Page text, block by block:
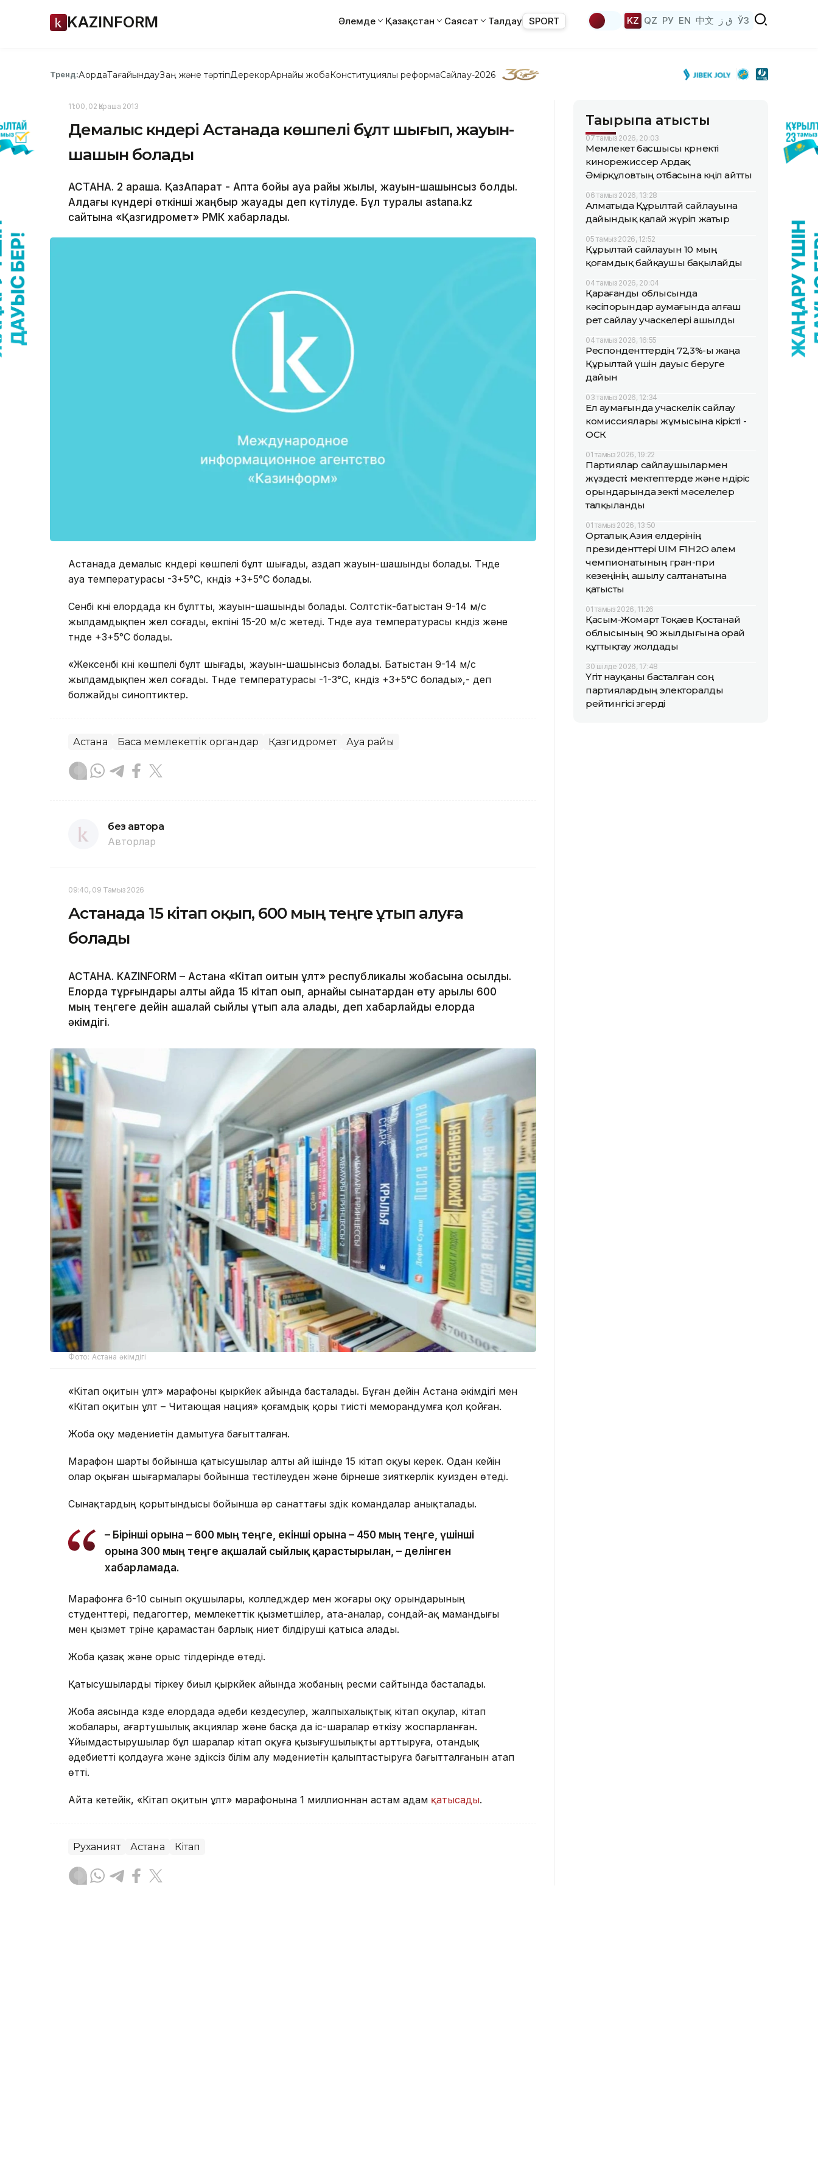
KAZINFORM Әлемде Қазақстан Саясат Талдау SPORT KZ QZ РУ EN 中文 ق ز ЎЗ
Тренд:АқордаТағайындауЗаң және тәртіпДерекқорАрнайы жобаКонституциялық реформаСайлау-2026
11:00, 02 Қараша 2013
Демалыс күндері Астанада көшпелі бұлт шығып, жауын-
шашын болады
АСТАНА. 2 қараша. ҚазАқпарат - Апта бойы ауа райы жылы, жауын-шашынсыз болды.
Алдағы күндері өткінші жаңбыр жауады деп күтілуде. Бұл туралы astana.kz
сайтына «Қазгидромет» РМК хабарлады.
Астанада демалыс күндері көшпелі бұлт шығады, аздап жауын-шашынды болады. Түнде
ауа температурасы -3+5°C, күндіз +3+5°C болады.
Сенбі күні елордада күн бұлтты, жауын-шашынды болады. Солтүстік-батыстан 9-14 м/с
жылдамдықпен жел соғады, екпіні 15-20 м/с жетеді. Түнде ауа температурасы күндіз және
түнде +3+5°C болады.
«Жексенбі күні көшпелі бұлт шығады, жауын-шашынсыз болады. Батыстан 9-14 м/с
жылдамдықпен жел соғады. Түнде температурасы -1-3°C, күндіз +3+5°C болады»,- деп
болжайды синоптиктер.
Астана Басқа мемлекеттік органдар Қазгидромет Ауа райы
без автора
Авторлар
09:40, 09 Тамыз 2026
Астанада 15 кітап оқып, 600 мың теңге ұтып алуға
болады
АСТАНА. KAZINFORM – Астана «Кітап оқитын ұлт» республикалық жобасына қосылды.
Елорда тұрғындары алты айда 15 кітап оқып, арнайы сынақтардан өту арқылы 600
мың теңгеге дейін ақшалай сыйлық ұтып ала алады, деп хабарлайды елорда
әкімдігі.
Фото: Астана әкімдігі
«Кітап оқитын ұлт» марафоны қыркүйек айында басталады. Бұған дейін Астана әкімдігі мен
«Кітап оқитын ұлт – Читающая нация» қоғамдық қоры тиісті меморандумға қол қойған.
Жоба оқу мәдениетін дамытуға бағытталған.
Марафон шарты бойынша қатысушылар алты ай ішінде 15 кітап оқуы керек. Одан кейін
олар оқыған шығармалары бойынша тестілеуден және бірнеше зияткерлік куизден өтеді.
Сынақтардың қорытындысы бойынша әр санаттағы үздік командалар анықталады.
– Бірінші орынға – 600 мың теңге, екінші орынға – 450 мың теңге, үшінші
орынға 300 мың теңге ақшалай сыйлық қарастырылған, – делінген
хабарламада.
Марафонға 6-10 сынып оқушылары, колледждер мен жоғары оқу орындарының
студенттері, педагогтер, мемлекеттік қызметшілер, ата-аналар, сондай-ақ мамандығы
мен қызмет түріне қарамастан барлық ниет білдіруші қатыса алады.
Жоба қазақ және орыс тілдерінде өтеді.
Қатысушыларды тіркеу биыл қыркүйек айында жобаның ресми сайтында басталады.
Жоба аясында күзде елордада әдеби кездесулер, жалпыхалықтық кітап оқулар, кітап
жобалары, ағартушылық акциялар және басқа да іс-шаралар өткізу жоспарланған.
Ұйымдастырушылар бұл шаралар кітап оқуға қызығушылықты арттыруға, отандық
әдебиетті қолдауға және үздіксіз білім алу мәдениетін қалыптастыруға бағытталғанын атап
өтті.
Айта кетейік, «Кітап оқитын ұлт» марафонына 1 миллионнан астам адам қатысады.
Руханият Астана Кітап
Тақырыпқа қатысты
07 тамыз 2026, 20:03
Мемлекет басшысы көрнекті
кинорежиссер Ардақ
Әмірқұловтың отбасына көңіл айтты
06 тамыз 2026, 13:28
Алматыда Құрылтай сайлауына
дайындық қалай жүріп жатыр
05 тамыз 2026, 12:52
Құрылтай сайлауын 10 мың
қоғамдық байқаушы бақылайды
04 тамыз 2026, 20:04
Қарағанды облысында
кәсіпорындар аумағында алғаш
рет сайлау учаскелері ашылды
04 тамыз 2026, 16:55
Респонденттердің 72,3%-ы жаңа
Құрылтай үшін дауыс беруге
дайын
03 тамыз 2026, 12:34
Ел аумағында учаскелік сайлау
комиссиялары жұмысына кірісті -
ОСК
01 тамыз 2026, 19:22
Партиялар сайлаушылармен
жүздесті: мектептерде және өндіріс
орындарында өзекті мәселелер
талқыланды
01 тамыз 2026, 13:50
Орталық Азия елдерінің
президенттері UIM F1H2O әлем
чемпионатының гран-при
кезеңінің ашылу салтанатына
қатысты
01 тамыз 2026, 11:26
Қасым-Жомарт Тоқаев Қостанай
облысының 90 жылдығына орай
құттықтау жолдады
30 шілде 2026, 17:48
Үгіт науқаны басталған соң
партиялардың электоралды
рейтингісі өзгерді